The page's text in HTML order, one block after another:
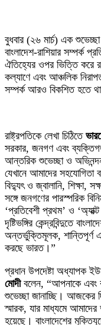
বুধবার (২৬ মার্চ) এক শুভেচ্ছা
বাংলাদেশ-রাশিয়ার সম্পর্ক
ঐতিহ্যের ওপর ভিত্তি করে
কল্যাণে এবং আঞ্চলিক
সম্পর্ক আরও বিকশিত হতে
রাষ্ট্রপতিকে লেখা চিঠিতে
সরকার, জনগণ এবং
আন্তরিক শুভেচ্ছা ও
যেখানে আমাদের
বিদ্যুৎ ও জ্বালানি, শিক্ষা,
সঙ্গে জনগণের পারস্পরিক
‘প্রতিবেশী প্রথম’ ও
দৃষ্টিভঙ্গির কেন্দ্রবিন্দুতে
অন্তর্ভুক্তিমূলক, শান্তিপূর্ণ
করছে ভারত।”
প্রধান উপদেষ্টা অধ্যাপক
মোদীবলেন, “আপনাকে এবং
শুভেচ্ছা জানাচ্ছি। আজকের
স্মারক, যার মাধ্যমে আমাদের
হয়েছে। বাংলাদেশের